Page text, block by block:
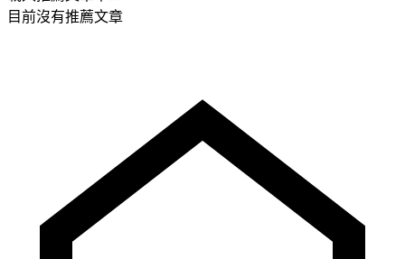
目前沒有推薦文章